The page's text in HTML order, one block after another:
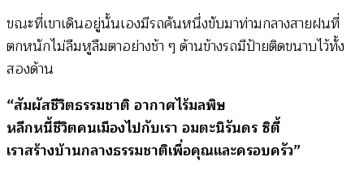
ขณะที่เขาเดินอยู่นั้นเองมีรถคันหนึ่งขับมาท่ามกลางสายฝนที่
ตกหนักไม่ลืมหูลืมตาอย่างช้า ๆ ด้านข้างรถมีป้ายติดขนาบไว้ทั้ง
สองด้าน
“สัมผัสชีวิตธรรมชาติ อากาศไร้มลพิษ
หลีกหนี้ชีวิตคนเมืองไปกับเรา อมตะนิรันดร ซิตี้
เราสร้างบ้านกลางธรรมชาติเพื่อคุณและครอบครัว”